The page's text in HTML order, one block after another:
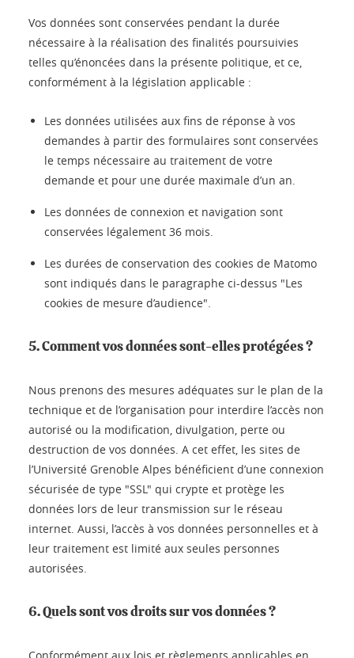
Vos données sont conservées pendant la durée
nécessaire à la réalisation des finalités poursuivies
telles qu’énoncées dans la présente politique, et ce,
conformément à la législation applicable :
Les données utilisées aux fins de réponse à vos
demandes à partir des formulaires sont conservées
le temps nécessaire au traitement de votre
demande et pour une durée maximale d’un an.
Les données de connexion et navigation sont
conservées légalement 36 mois.
Les durées de conservation des cookies de Matomo
sont indiqués dans le paragraphe ci-dessus "Les
cookies de mesure d’audience".
5. Comment vos données sont-elles protégées ?
Nous prenons des mesures adéquates sur le plan de la
technique et de l’organisation pour interdire l’accès non
autorisé ou la modification, divulgation, perte ou
destruction de vos données. A cet effet, les sites de
l’Université Grenoble Alpes bénéficient d’une connexion
sécurisée de type "SSL" qui crypte et protège les
données lors de leur transmission sur le réseau
internet. Aussi, l’accès à vos données personnelles et à
leur traitement est limité aux seules personnes
autorisées.
6. Quels sont vos droits sur vos données ?